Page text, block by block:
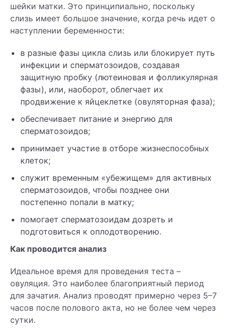
шейки матки. Это принципиально, поскольку
слизь имеет большое значение, когда речь идет о
наступлении беременности:
в разные фазы цикла слизь или блокирует путь
инфекции и сперматозоидов, создавая
защитную пробку (лютеиновая и фолликулярная
фазы), или, наоборот, облегчает их
продвижение к яйцеклетке (овуляторная фаза);
обеспечивает питание и энергию для
сперматозоидов;
принимает участие в отборе жизнеспособных
клеток;
служит временным «убежищем» для активных
сперматозоидов, чтобы позднее они
постепенно попали в матку;
помогает сперматозоидам дозреть и
подготовиться к оплодотворению.
Как проводится анализ
Идеальное время для проведения теста –
овуляция. Это наиболее благоприятный период
для зачатия. Анализ проводят примерно через 5–7
часов после полового акта, но не более чем через
сутки.